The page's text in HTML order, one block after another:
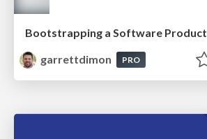
Bootstrapping a Software Product
garrettdimon
PRO